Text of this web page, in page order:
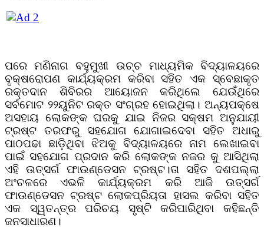
ପରେ ମଣିନାଗ ବହୁମୁଖୀ ଉଚ୍ଚ ମାଧ୍ୟମିକ ବିଦ୍ୟାଳୟରେ
ବୃକ୍ଷରୋପଣ କାର୍ଯ୍ୟକ୍ରମ କରିବା ସହିତ ଏକ ସ୍ବେଛାକୃତ
ରକ୍ତଦାନ ଶିବିରର ଆୟୋଜନ କରିଥିଲେ ଯେଉଁଥିରେ
ସର୍ବମୋଟ ୨୨ୟୁନିଟ ରକ୍ତ ସଂଗ୍ରହ ହୋଇଥିଲା। ଅନ୍ୟପକ୍ଷେ
ଅସହାୟ ଲୋକଙ୍କ ଘରକୁ ଯାଇ ନିଜର ସକ୍ଷମ ଅନୁଯାୟୀ
ଟ୍ରଷ୍ଟ ତରଫରୁ ସହଯୋଗ ଯୋଗାଇଦେବା ସହିତ ଅଧାରୁ
ପାଠପଢା ଛାଡ଼ିଥିବା ଝିଅକୁ ବିଦ୍ୟାଳୟରେ ନାମ ଲେଖାଇବା
ପାଇଁ ସହଯୋଗ ପ୍ରଦାନ କରି ଲୋକଙ୍କ ନଜର କୁ ଆସିଥିଲା
ଏହି ଉତ୍ସର୍ଗ ଫାଉଣ୍ଡେସନ ଟ୍ରଷ୍ଟ।ତା ସହିତ ଦଶପଲ୍ଲା
ଅଂଚଳରେ ଏଭଳି କାର୍ଯ୍ୟକ୍ରମ କରି ଆଜି ଉତ୍ସର୍ଗ
ଫାଉଣ୍ଡେସନ ଟ୍ରଷ୍ଟ ଲୋକପ୍ରିୟତା ହାସଲ କରିବା ସହିତ
ଏକ ସ୍ୱତନ୍ତ୍ର ପରିଚୟ ସୃଷ୍ଟି କରିପାରିଥିବା କହିଛନ୍ତି
ଜନସାଧାରଣ।